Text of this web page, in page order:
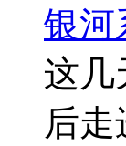
这几
后